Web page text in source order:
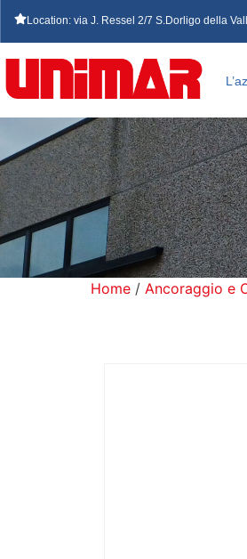
Location: via J. Ressel 2/7 S.Dorligo della
Home / Ancoraggio e